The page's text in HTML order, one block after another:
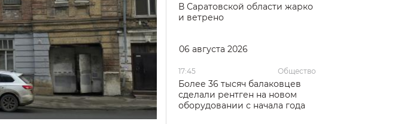
В Саратовской области жарко
и ветрено
06 августа 2026
17:45 Общество
Более 36 тысяч балаковцев
сделали рентген на новом
оборудовании с начала года